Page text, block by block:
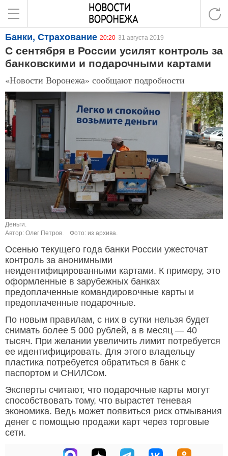
Банки, Страхование 20:20 31 августа 2019
С сентября в России усилят контроль за
банковскими и подарочными картами
«Новости Воронежа» сообщают подробности
Деньги.
Автор: Олег Петров.
Фото: из архива.
Осенью текущего года банки России ужесточат
контроль за анонимными
неидентифицированными картами. К примеру, это
оформленные в зарубежных банках
предоплаченные командировочные карты и
предоплаченные подарочные.
По новым правилам, с них в сутки нельзя будет
снимать более 5 000 рублей, а в месяц — 40
тысяч. При желании увеличить лимит потребуется
ее идентифицировать. Для этого владельцу
пластика потребуется обратиться в банк с
паспортом и СНИЛСом.
Эксперты считают, что подарочные карты могут
способствовать тому, что вырастет теневая
экономика. Ведь может появиться риск отмывания
денег с помощью продажи карт через торговые
сети.